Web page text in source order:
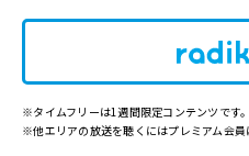
※タイムフリーは1週間限定コンテンツです。
※他エリアの放送を聴くにはプレミアム会員